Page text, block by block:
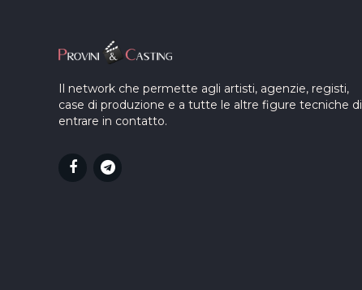
Il network che permette agli artisti, agenzie, registi,
case di produzione e a tutte le altre figure tecniche di
entrare in contatto.